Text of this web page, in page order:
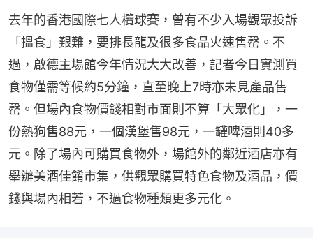
去年的香港國際七人欖球賽，曾有不少入場觀眾投訴
「搵食」艱難，要排長龍及很多食品火速售罄。不
過，啟德主場館今年情況大大改善，記者今日實測買
食物僅需等候約5分鐘，直至晚上7時亦未見產品售
罄。但場內食物價錢相對市面則不算「大眾化」，一
份熱狗售88元，一個漢堡售98元，一罐啤酒則40多
元。除了場內可購買食物外，場館外的鄰近酒店亦有
舉辦美酒佳餚市集，供觀眾購買特色食物及酒品，價
錢與場內相若，不過食物種類更多元化。